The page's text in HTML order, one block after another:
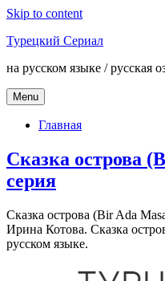
Skip to content
Турецкий Сериал
на русском языке / русская
Menu
Главная
Сказка острова
серия
Сказка острова (Bir Ada
Ирина Котова. Сказка
русском языке.